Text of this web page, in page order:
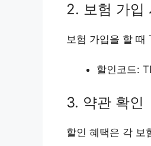
2. 보험 가입
보험 가입을 할 때
할인코드:
3. 약관 확인
할인 혜택은 각 보